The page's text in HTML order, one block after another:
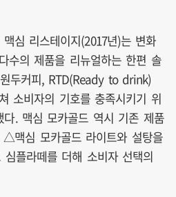
심 리스테이지(2017년)는 변화
수의 제품을 리뉴얼하는 한편 솔
두커피, RTD(Ready to drink)
소비자의 기호를 충족시키기 위
. 맥심 모카골드 역시 기존 제품
맥심 모카골드 라이트와 설탕을
플라떼를 더해 소비자 선택의